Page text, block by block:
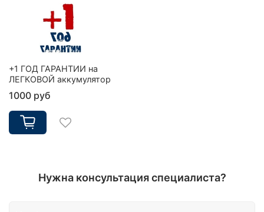
+1 ГОД ГАРАНТИИ на
ЛЕГКОВОЙ аккумулятор
1000 руб
Нужна консультация специалиста?